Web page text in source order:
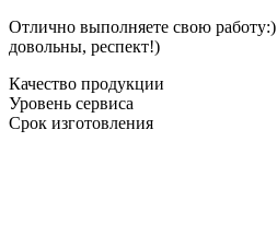
Отлично выполняете свою работу:)
довольны, респект!)
Качество продукции
Уровень сервиса
Срок изготовления